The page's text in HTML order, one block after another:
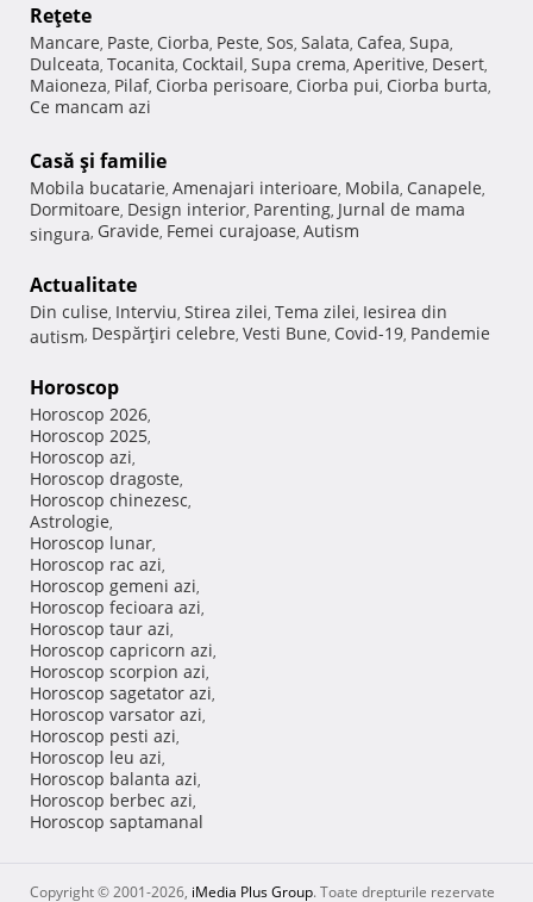
Reţete
Mancare, Paste, Ciorba, Peste, Sos, Salata, Cafea, Supa,
Dulceata, Tocanita, Cocktail, Supa crema, Aperitive, Desert,
Maioneza, Pilaf, Ciorba perisoare, Ciorba pui, Ciorba burta,
Ce mancam azi
Casă şi familie
Mobila bucatarie, Amenajari interioare, Mobila, Canapele,
Dormitoare, Design interior, Parenting, Jurnal de mama
singura, Gravide, Femei curajoase, Autism
Actualitate
Din culise, Interviu, Stirea zilei, Tema zilei, Iesirea din
autism, Despărţiri celebre, Vesti Bune, Covid-19, Pandemie
Horoscop
Horoscop 2026,
Horoscop 2025,
Horoscop azi,
Horoscop dragoste,
Horoscop chinezesc,
Astrologie,
Horoscop lunar,
Horoscop rac azi,
Horoscop gemeni azi,
Horoscop fecioara azi,
Horoscop taur azi,
Horoscop capricorn azi,
Horoscop scorpion azi,
Horoscop sagetator azi,
Horoscop varsator azi,
Horoscop pesti azi,
Horoscop leu azi,
Horoscop balanta azi,
Horoscop berbec azi,
Horoscop saptamanal
Copyright © 2001-2026, iMedia Plus Group. Toate drepturile rezervate